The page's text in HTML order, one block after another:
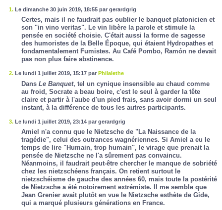
1. Le dimanche 30 juin 2019, 18:55 par gerardgrig
Certes, mais il ne faudrait pas oublier le banquet platonicien et
son "in vino veritas". Le vin libère la parole et stimule la
pensée en société choisie. C'était aussi la forme de sagesse
des humoristes de la Belle Époque, qui étaient Hydropathes et
fondamentalement Fumistes. Au Café Pombo, Ramón ne devait
pas non plus faire abstinence.
2. Le lundi 1 juillet 2019, 15:17 par Philalethe
Dans Le Banquet, tel un cynique insensible au chaud comme
au froid, Socrate a beau boire, c'est le seul à garder la tête
claire et partir à l'aube d'un pied frais, sans avoir dormi un seul
instant, à la différence de tous les autres participants.
3. Le lundi 1 juillet 2019, 23:14 par gerardgrig
Amiel n'a connu que le Nietzsche de "La Naissance de la
tragédie", celui des outrances wagnériennes. Si Amiel a eu le
temps de lire "Humain, trop humain", le virage que prenait la
pensée de Nietzsche ne l'a sûrement pas convaincu.
Néanmoins, il faudrait peut-être chercher le manque de sobriété
chez les nietzschéens français. On retient surtout le
nietzschéisme de gauche des années 60, mais toute la postérité
de Nietzsche a été notoirement extrémiste. Il me semble que
Jean Grenier avait plutôt en vue le Nietzsche esthète de Gide,
qui a marqué plusieurs générations en France.